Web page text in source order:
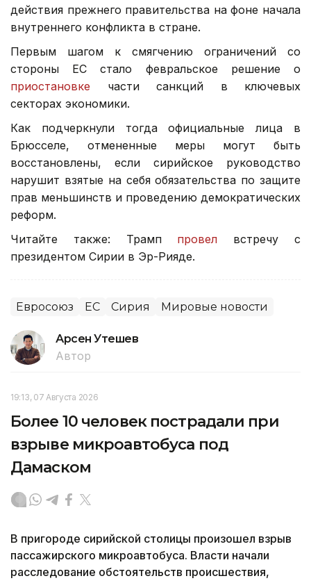
действия прежнего правительства на фоне начала
внутреннего конфликта в стране.
Первым шагом к смягчению ограничений со
стороны ЕС стало февральское решение о
приостановке части санкций в ключевых
секторах экономики.
Как подчеркнули тогда официальные лица в
Брюсселе, отмененные меры могут быть
восстановлены, если сирийское руководство
нарушит взятые на себя обязательства по защите
прав меньшинств и проведению демократических
реформ.
Читайте также: Трамп провел встречу с
президентом Сирии в Эр-Рияде.
Евросоюз ЕС Сирия Мировые новости
Арсен Утешев
Автор
19:13, 07 Августа 2026
Более 10 человек пострадали при
взрыве микроавтобуса под
Дамаском
В пригороде сирийской столицы произошел взрыв
пассажирского микроавтобуса. Власти начали
расследование обстоятельств происшествия,